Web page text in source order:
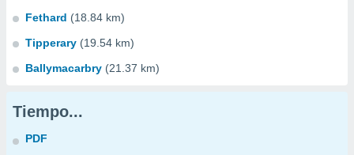
Fethard (18.84 km)
Tipperary (19.54 km)
Ballymacarbry (21.37 km)
Tiempo...
PDF